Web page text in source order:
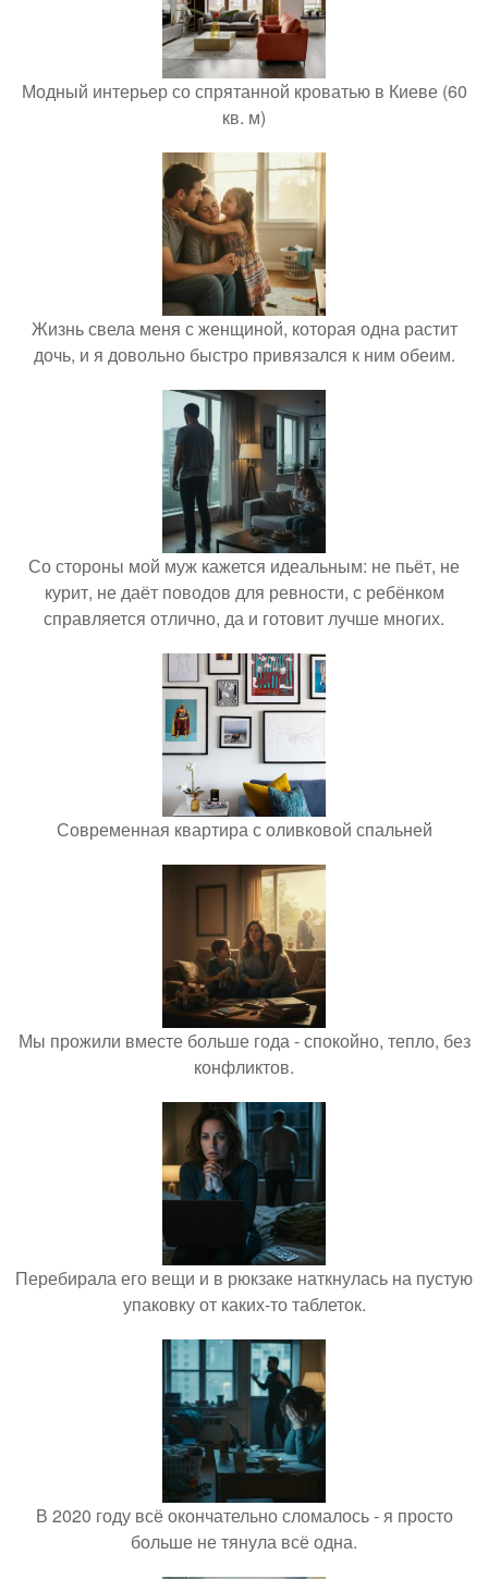
Модный интерьер со спрятанной кроватью в Киеве (60
кв. м)
Жизнь свела меня с женщиной, которая одна растит
дочь, и я довольно быстро привязался к ним обеим.
Со стороны мой муж кажется идеальным: не пьёт, не
курит, не даёт поводов для ревности, с ребёнком
справляется отлично, да и готовит лучше многих.
Современная квартира с оливковой спальней
Мы прожили вместе больше года - спокойно, тепло, без
конфликтов.
Перебирала его вещи и в рюкзаке наткнулась на пустую
упаковку от каких-то таблеток.
В 2020 году всё окончательно сломалось - я просто
больше не тянула всё одна.